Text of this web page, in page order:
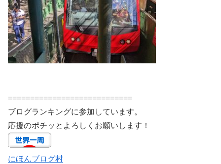
============================
ブログランキングに参加しています。
応援のポチッとよろしくお願いします！
にほんブログ村